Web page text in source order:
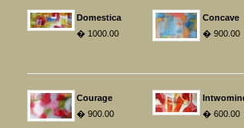
Domestica
� 1000.00
Concave
� 900.00
Courage
� 900.00
� 600.00